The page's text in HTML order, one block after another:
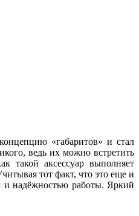
«габаритов» и стал
ведь их можно встретить
такой аксессуар выполняет
тот факт, что это еще и
и надёжностью работы. Яркий